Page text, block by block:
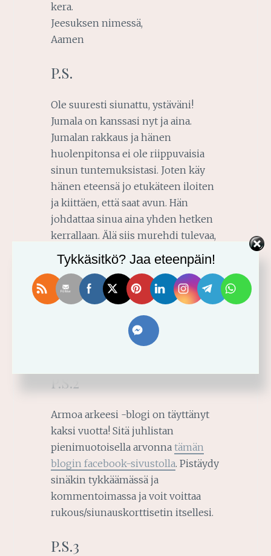
kera.
Jeesuksen nimessä,
Aamen
P.S.
Ole suuresti siunattu, ystäväni!
Jumala on kanssasi nyt ja aina.
Jumalan rakkaus ja hänen
huolenpitonsa ei ole riippuvaisia
sinun tuntemuksistasi. Joten käy
hänen eteensä jo etukäteen iloiten
ja kiittäen, että saat avun. Hän
johdattaa sinua aina yhden hetken
kerrallaan. Älä siis murehdi tulevaa,
vaan elä tässä hetkessä Jeesuksen
kanssa. Kun elämme Jeesuksen
kanssa, meillä on kaikki, mitä
tarvitsemme. Joten nauti
Jeesuksesta. Nauti
keskeneräisyydestä. Sillä Jeesus on
läsnä ja hänessä meillä on kaikki.
P.S.2
Armoa arkeesi -blogi on täyttänyt
kaksi vuotta! Sitä juhlistan
pienimuotoisella arvonna tämän
blogin facebook-sivustolla. Pistäydy
sinäkin tykkäämässä ja
kommentoimassa ja voit voittaa
rukous/siunauskorttisetin itsellesi.
P.S.3
Tykkäsitkö? Jaa eteenpäin!